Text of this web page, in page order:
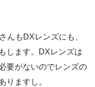
んもDXレンズにも、
します。DXレンズは
要がないのでレンズの
りますし。